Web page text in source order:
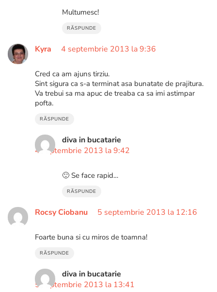
Multumesc!
RĂSPUNDE
Kyra 4 septembrie 2013 la 9:36
Cred ca am ajuns tirziu.
Sint sigura ca s-a terminat asa bunatate de prajitura.
Va trebui sa ma apuc de treaba ca sa imi astimpar
pofta.
RĂSPUNDE
diva in bucatarie
4 septembrie 2013 la 9:42
🙂 Se face rapid…
RĂSPUNDE
Rocsy Ciobanu 5 septembrie 2013 la 12:16
Foarte buna si cu miros de toamna!
RĂSPUNDE
diva in bucatarie
5 septembrie 2013 la 13:41